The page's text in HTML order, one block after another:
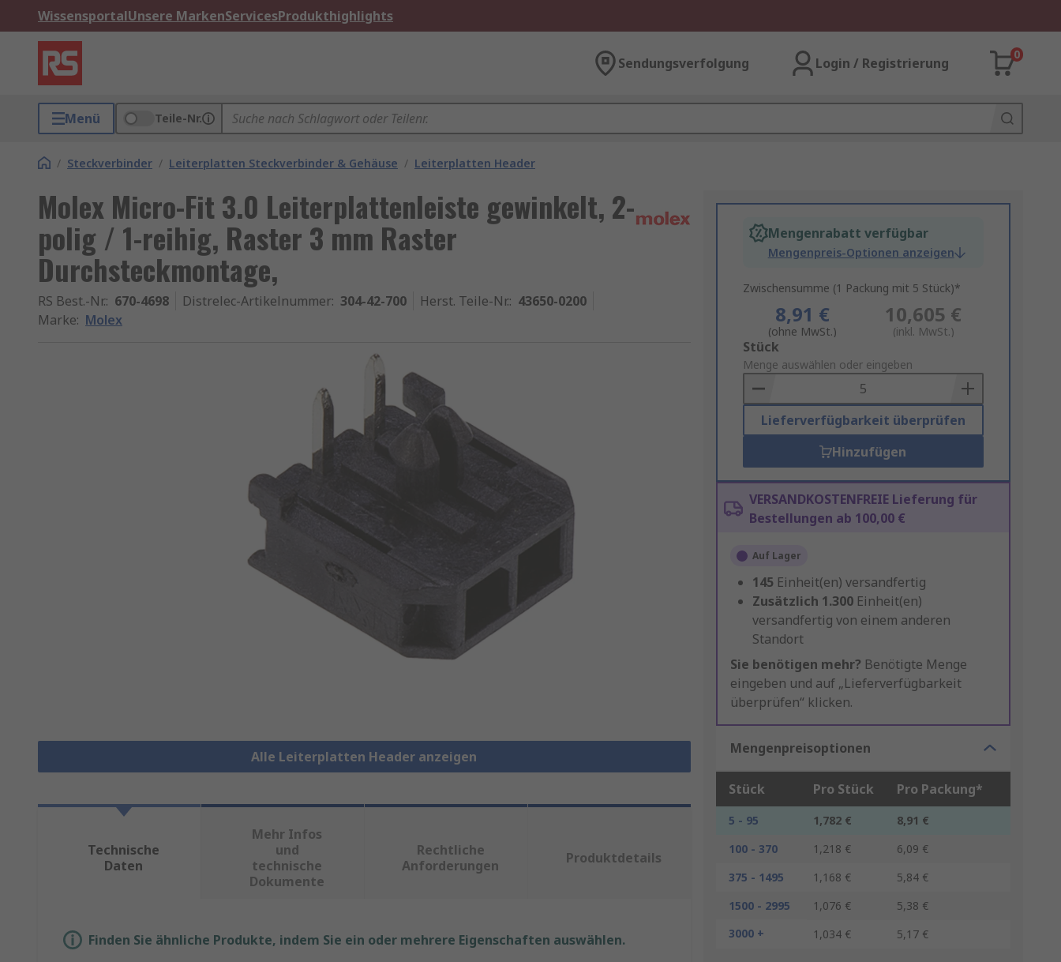
WissensportalUnsere MarkenServicesProdukthighlights
Sendungsverfolgung Login / Registrierung
0
Menü Teile-Nr.
/ Steckverbinder / Leiterplatten Steckverbinder & Gehäuse / Leiterplatten Header
Molex Micro-Fit 3.0 Leiterplattenleiste gewinkelt, 2-
polig / 1-reihig, Raster 3 mm Raster
Durchsteckmontage,
RS Best.-Nr.: 670-4698 Distrelec-Artikelnummer: 304-42-700 Herst. Teile-Nr.: 43650-0200
Marke: Molex
Alle Leiterplatten Header anzeigen
Mengenrabatt verfügbar
Mengenpreis-Optionen anzeigen
Zwischensumme (1 Packung mit 5 Stück)*
8,91 €
(ohne MwSt.)
10,605 €
(inkl. MwSt.)
Add
to
Basket
Stück
Menge auswählen oder eingeben
Lieferverfügbarkeit überprüfen
Hinzufügen
VERSANDKOSTENFREIE Lieferung für
Bestellungen ab 100,00 €
Auf Lager
145 Einheit(en) versandfertig
Zusätzlich 1.300 Einheit(en)
versandfertig von einem anderen
Standort
Sie benötigen mehr? Benötigte Menge
eingeben und auf „Lieferverfügbarkeit
überprüfen“ klicken.
Mengenpreisoptionen
Stück Pro Stück Pro Packung*
5 - 95 1,782 €
8,91 €
100 - 370
1,218 €
6,09 €
375 - 1495
1,168 €
5,84 €
1500 - 2995
1,076 €
5,38 €
3000 +
1,034 € 5,17 €
Technische
Daten
Mehr Infos
und
technische
Dokumente
Rechtliche
Anforderungen
Produktdetails
Finden Sie ähnliche Produkte, indem Sie ein oder mehrere Eigenschaften auswählen.